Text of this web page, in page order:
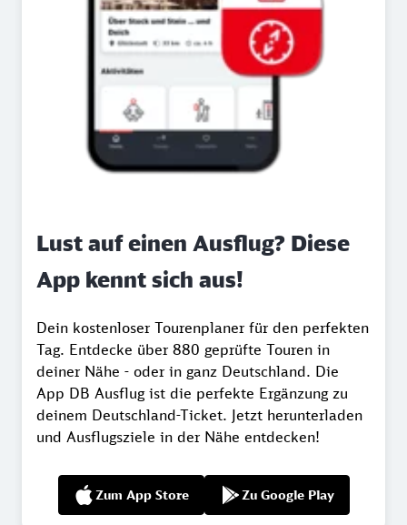
Lust auf einen Ausflug? Diese
App kennt sich aus!
Dein kostenloser Tourenplaner für den perfekten
Tag. Entdecke über 880 geprüfte Touren in
deiner Nähe - oder in ganz Deutschland. Die
App DB Ausflug ist die perfekte Ergänzung zu
deinem Deutschland-Ticket. Jetzt herunterladen
und Ausflugsziele in der Nähe entdecken!
Zum App Store Zu Google Play